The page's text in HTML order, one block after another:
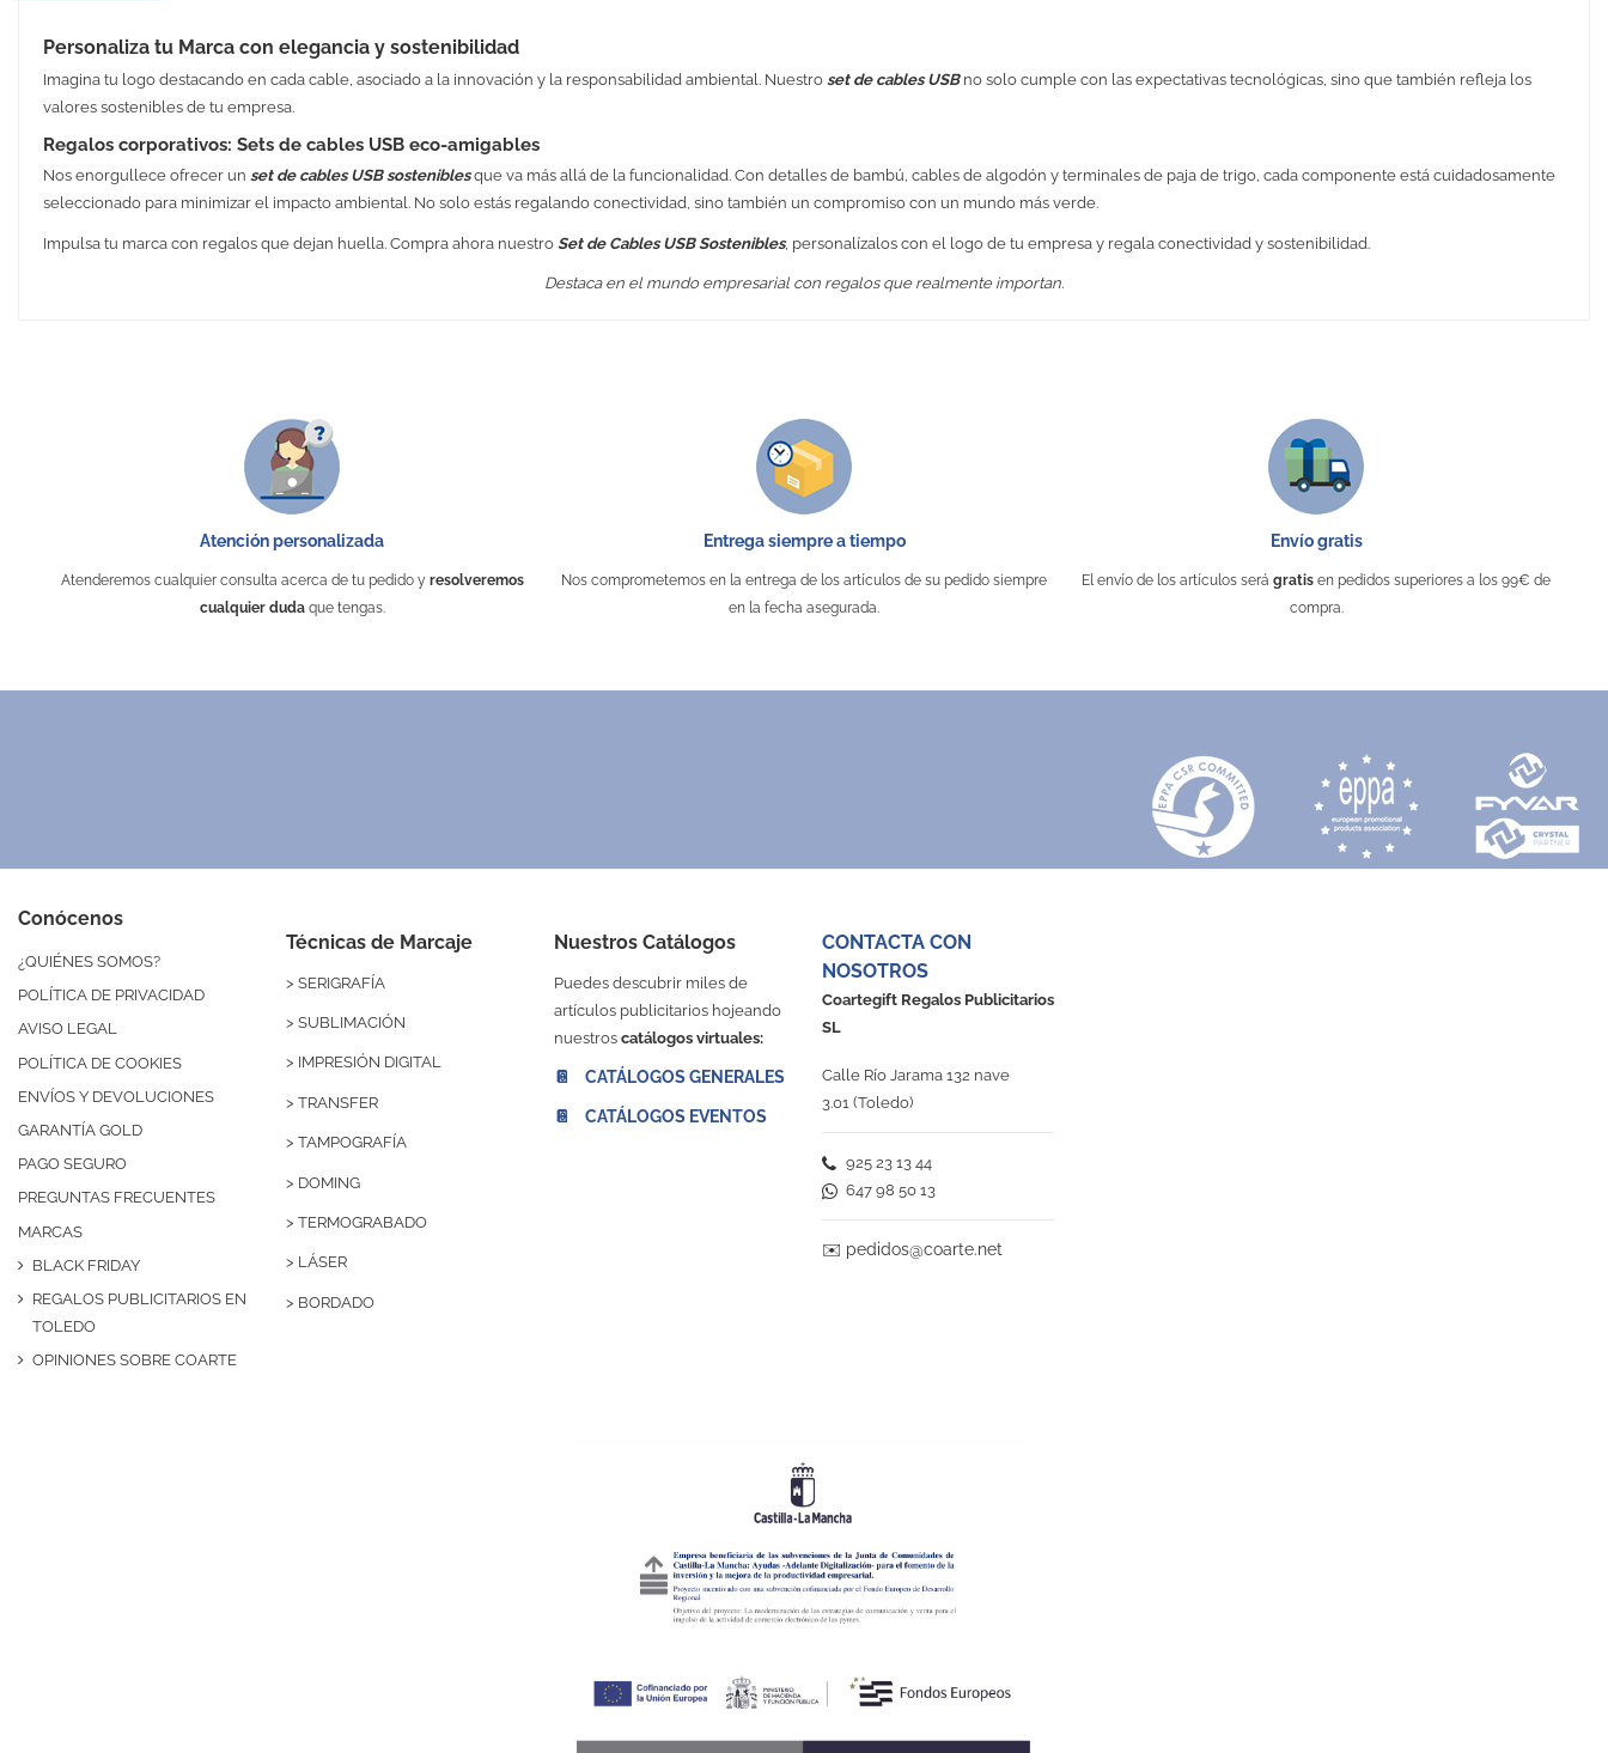
Personaliza tu Marca con elegancia y sostenibilidad
Imagina tu logo destacando en cada cable, asociado a la innovación y la responsabilidad ambiental. Nuestro set de cables USBno solo cumple con las expectativas tecnológicas, sino que también refleja los
valores sostenibles de tu empresa.
Regalos corporativos: Sets de cables USB eco-amigables
Nos enorgullece ofrecer un set de cables USB sostenibles que va más allá de la funcionalidad. Con detalles de bambú, cables de algodón y terminales de paja de trigo, cada componente está cuidadosamente
seleccionado para minimizar el impacto ambiental. No solo estás regalando conectividad, sino también un compromiso con un mundo más verde.
Impulsa tu marca con regalos que dejan huella. Compra ahora nuestro Set de Cables USB Sostenibles, personalízalos con el logo de tu empresa y regala conectividad y sostenibilidad.
Destaca en el mundo empresarial con regalos que realmente importan.
SÍ
25 mm x 20 mm
Tampografía
Puedes encontrarlo en:
Atención personalizada
Atenderemos cualquier consulta acerca de tu pedido y resolveremos
cualquier dudaque tengas.
Entrega siempre a tiempo
Nos comprometemos en la entrega de los artículos de su pedido siempre
en la fecha asegurada.
Envío gratis
El envío de los artículos será gratis en pedidos superiores a los 99€ de
compra.
Conócenos
¿QUIÉNES SOMOS?
POLÍTICA DE PRIVACIDAD
AVISO LEGAL
POLÍTICA DE COOKIES
ENVÍOS Y DEVOLUCIONES
GARANTÍA GOLD
PAGO SEGURO
PREGUNTAS FRECUENTES
MARCAS
BLACK FRIDAY
REGALOS PUBLICITARIOS EN
TOLEDO
OPINIONES SOBRE COARTE
Técnicas de Marcaje
> SERIGRAFÍA
> SUBLIMACIÓN
> IMPRESIÓN DIGITAL
> TRANSFER
> TAMPOGRAFÍA
> DOMING
> TERMOGRABADO
> LÁSER
> BORDADO
Nuestros Catálogos
Puedes descubrir miles de
artículos publicitarios hojeando
nuestros catálogos virtuales:
📔 CATÁLOGOS GENERALES
📔 CATÁLOGOS EVENTOS
CONTACTA CON
NOSOTROS
Coartegift Regalos Publicitarios
SL
Calle Río Jarama 132 nave
3.01 (Toledo)
925 23 13 44
647 98 50 13
✉️ pedidos@coarte.net